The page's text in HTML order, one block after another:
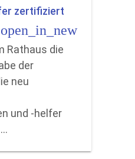
zertifiziert
open_in_new
Rathaus die
der
neu
und -helfer